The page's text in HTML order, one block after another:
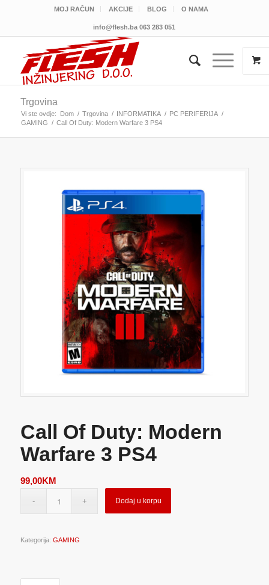
MOJ RAČUN AKCIJE BLOG O NAMA
info@flesh.ba 063 283 051
Trgovina
Vi ste ovdje: Dom / Trgovina / INFORMATIKA / PC PERIFERIJA /
GAMING / Call Of Duty: Modern Warfare 3 PS4
Call Of Duty: Modern
Warfare 3 PS4
99,00KM
Dodaj u korpu
Kategorija: GAMING